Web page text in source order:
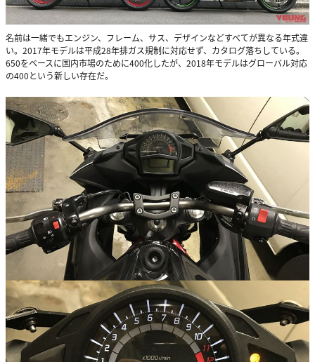
名前は一緒でもエンジン、フレーム、サス、デザインなどすべてが異なる年式違
い。2017年モデルは平成28年排ガス規制に対応せず、カタログ落ちしている。
650をベースに国内市場のために400化したが、2018年モデルはグローバル対応
の400という新しい存在だ。